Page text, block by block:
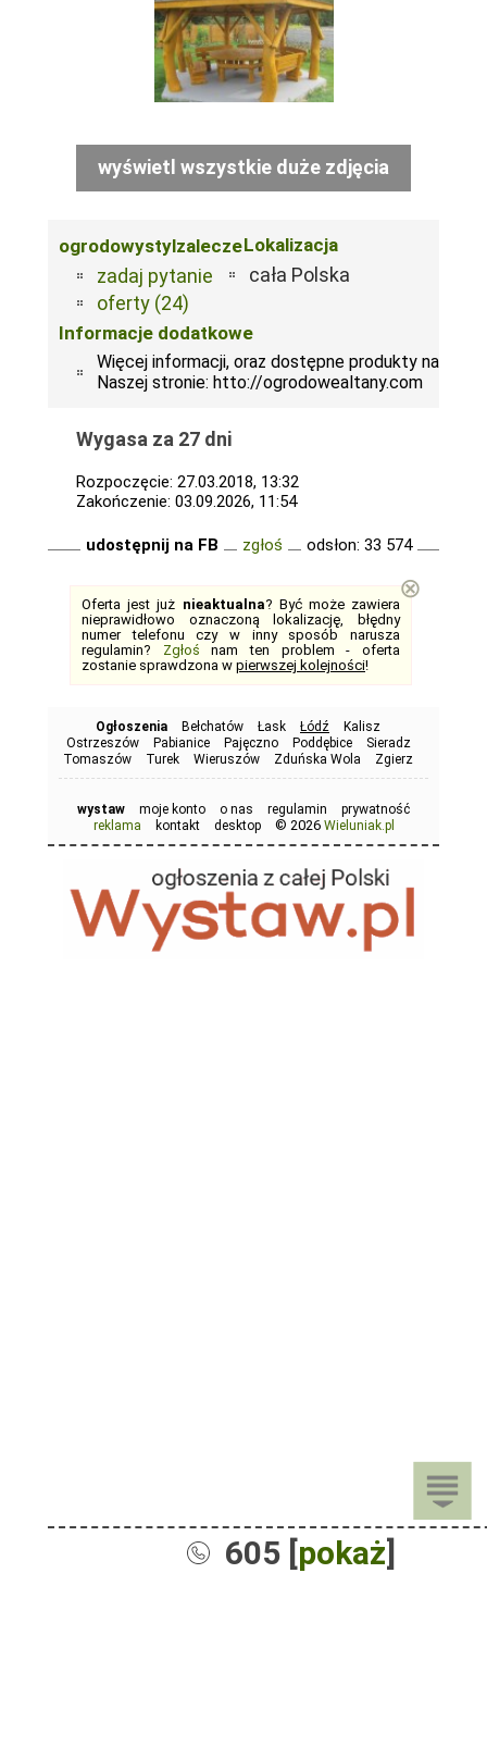
wyświetl wszystkie duże zdjęcia
ogrodowystylzalecze
zadaj pytanie
oferty (24)
Lokalizacja
cała Polska
Informacje dodatkowe
Więcej informacji, oraz dostępne produkty na
Naszej stronie: htto://ogrodowealtany.com
605 [pokaż]
Wygasa za 27 dni
Rozpoczęcie: 27.03.2018, 13:32
Zakończenie: 03.09.2026, 11:54
udostępnij na FB zgłoś odsłon: 33 574
Oferta jest już nieaktualna? Być może zawiera
nieprawidłowo oznaczoną lokalizację, błędny
numer telefonu czy w inny sposób narusza
regulamin? Zgłoś nam ten problem - oferta
zostanie sprawdzona w pierwszej kolejności!
⊗
Ogłoszenia Bełchatów Łask Łódź
Kalisz
Ostrzeszów
Pabianice Pajęczno Poddębice
Sieradz
Tomaszów
Turek Wieruszów Zduńska Wola Zgierz
wystaw moje konto o nas regulamin
prywatność
reklama
kontakt desktop © 2026 Wieluniak.pl